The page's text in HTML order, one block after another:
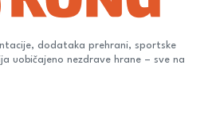
dodataka prehrani, sportske
uobičajeno nezdrave hrane – sve na